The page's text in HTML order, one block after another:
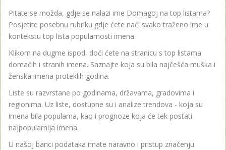
Pitate se možda, gdje se nalazi ime Domagoj na top listama?
Posjetite posebnu rubriku gdje ćete naći svako traženo ime u
kontekstu top lista popularnosti imena.
Klikom na dugme ispod, doći ćete na stranicu s top listama
domaćih i stranih imena. Saznajte koja su bila najčešća muška i
ženska imena proteklih godina.
Liste su razvrstane po godinama, državama, gradovima i
regionima. Uz liste, dostupne su i analize trendova - koja su
imena bila popularna, kao i prognoze koja će tek postati
najpopularnija imena.
U našoj banci podataka imate naravno i pristup značenju